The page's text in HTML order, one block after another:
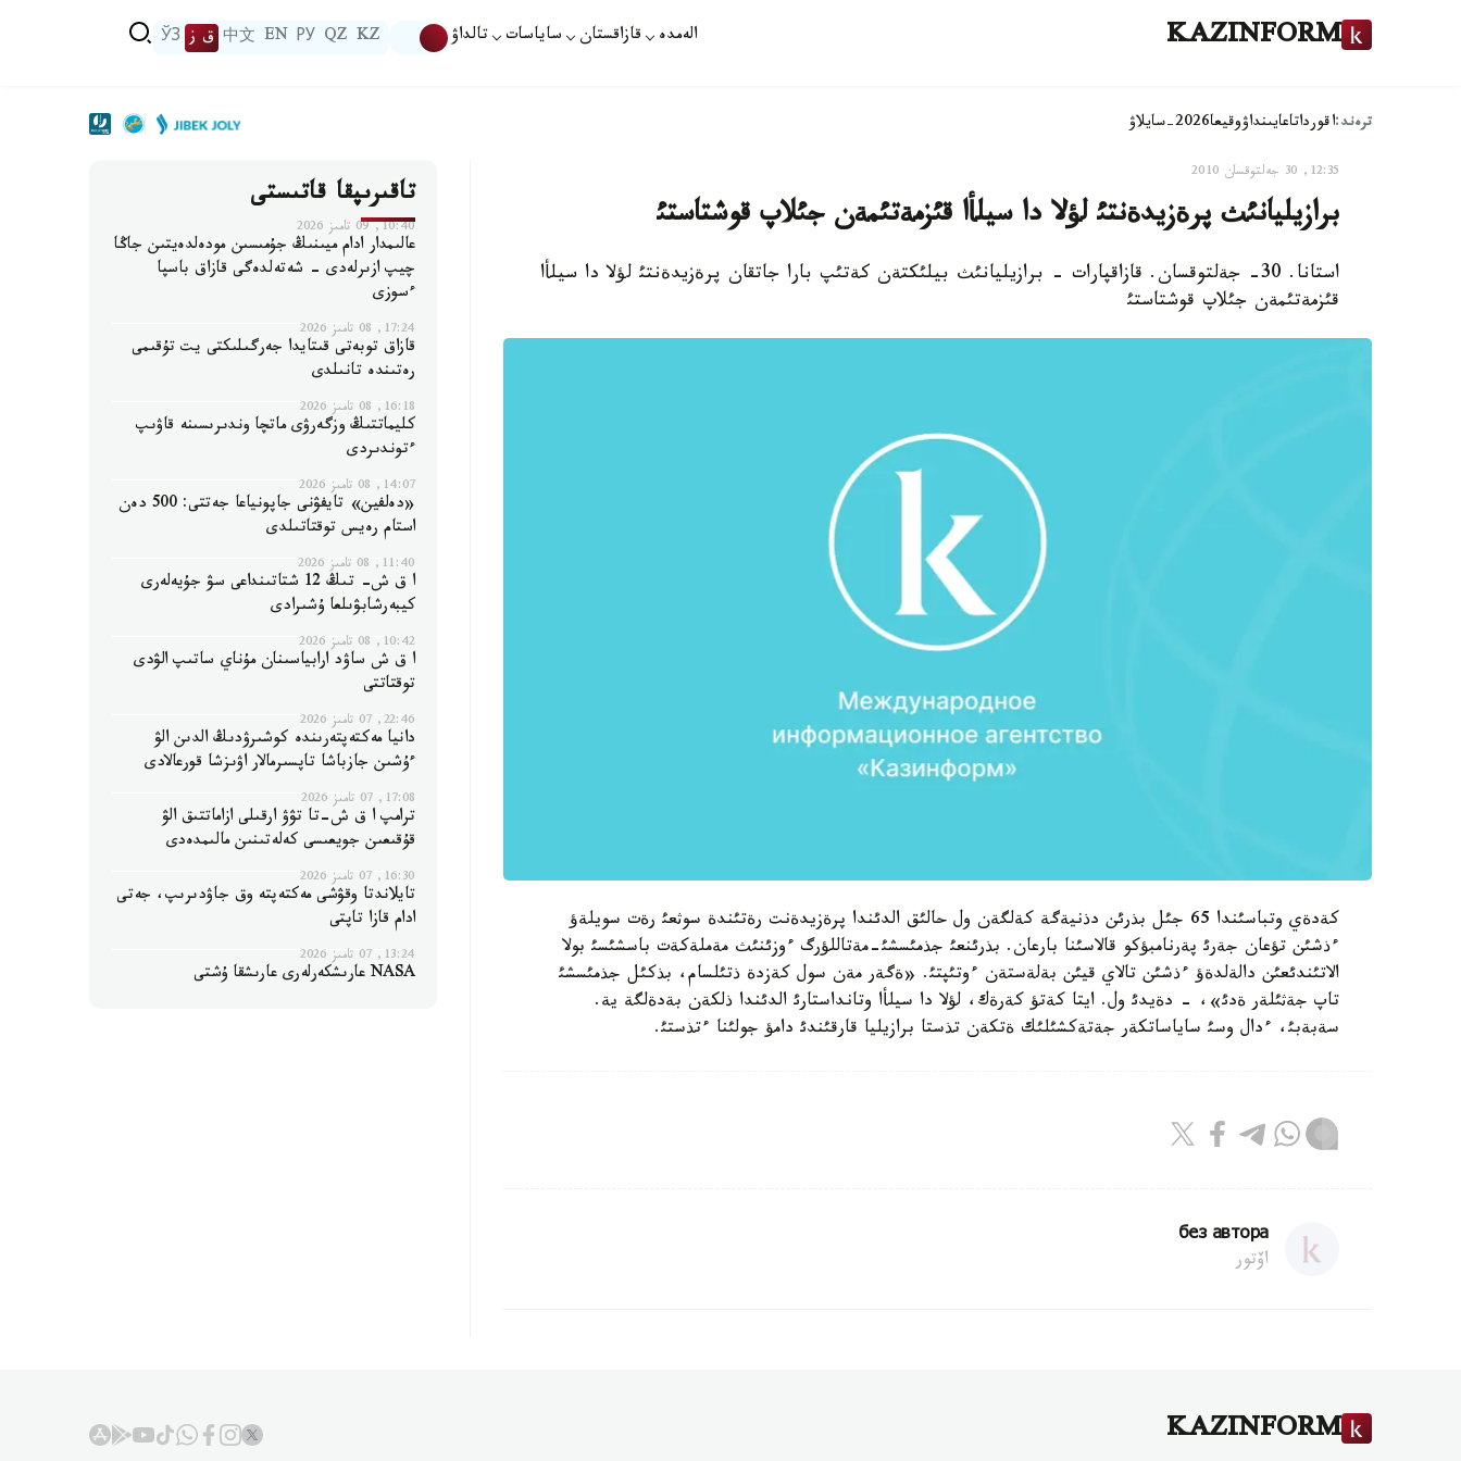
KAZINFORM الەمدە قازاقستان ساياسات تالداۋ KZ
QZ
РУ
EN
中文 ق ز ЎЗ
ترەند:اقورداتاعايىنداۋوقيعا2026-سايلاۋ
12:35, 30 جەلتوقسان 2010
برازيليانئث پرةزيدةنتئ لؤلا دا سيلأا قئزمةتئمةن جئلاپ قوشتاستئ
استانا. 30- جةلتوقسان. قازاقپارات - برازيليانئث بيلئكتةن كةتئپ بارا جاتقان پرةزيدةنتئ لؤلا دا سيلأا
قئزمةتئمةن جئلاپ قوشتاستئ
كةدةي وتباسئندا 65 جئل بذرئن دذنيةگة كةلگةن ول حالئق الدئندا پرةزيدةنت رةتئندة سوثعئ رةت سويلةؤ
ءذشئن تؤعان جةرئ پةرنامبؤكو قالاسئنا بارعان. بذرئنعئ جذمئسشئ-مةتاللؤرگ ءوزئنئث مةملةكةت باسشئسئ بولا
الاتئندئعئن دالةلدةؤ ءذشئن تالاي قيئن بةلةستةن ءوتئپتئ. «ةگةر مةن سول كةزدة ذتئلسام، بذكئل جذمئسشئ
تاپ جةثئلةر ةدئ»، - دةيدئ ول. ايتا كةتؤ كةرةك، لؤلا دا سيلأا وتانداستارئ الدئندا ذلكةن بةدةلگة ية.
سةبةبئ، ءدال وسئ ساياساتكةر جةتةكشئلئك ةتكةن تذستا برازيليا قارقئندئ دامؤ جولئنا ءتذستئ.
без автора
اۆتور
تاقىرىپقا قاتىستى
10:40, 09 تامىز 2026
عالىمدار ادام ميىنىڭ جۇمىسىن مودەلدەيتىن جاڭا
چيپ ازىرلەدى - شەتەلدەگى قازاق باسپا
ءسوزى
17:24, 08 تامىز 2026
قازاق توبەتى قىتايدا جەرگىلىكتى يت تۇقىمى
رەتىندە تانىلدى
16:18, 08 تامىز 2026
كليماتتىڭ وزگەرۋى ماتچا وندىرىسىنە قاۋىپ
ءتوندىردى
14:07, 08 تامىز 2026
«دەلفين» تايفۋنى جاپونياعا جەتتى: 500 دەن
استام رەيس توقتاتىلدى
11:40, 08 تامىز 2026
ا ق ش- تىڭ 12 شتاتىنداعى سۋ جۇيەلەرى
كيبەرشابۋىلعا ۇشىرادى
10:42, 08 تامىز 2026
ا ق ش ساۋد ارابياسىنان مۇناي ساتىپ الۋدى
توقتاتتى
22:46, 07 تامىز 2026
دانيا مەكتەپتەرىندە كوشىرۋدىڭ الدىن الۋ
ءۇشىن جازباشا تاپسىرمالار اۋىزشا قورعالادى
17:08, 07 تامىز 2026
ترامپ ا ق ش-تا تۋۋ ارقىلى ازاماتتىق الۋ
قۇقىعىن جويعىسى كەلەتىنىن مالىمدەدى
16:30, 07 تامىز 2026
تايلاندتا وقۋشى مەكتەپتە وق جاۋدىرىپ، جەتى
ادام قازا تاپتى
13:24, 07 تامىز 2026
NASA عارىشكەرلەرى عارىشقا ۇشتى
KAZINFORM